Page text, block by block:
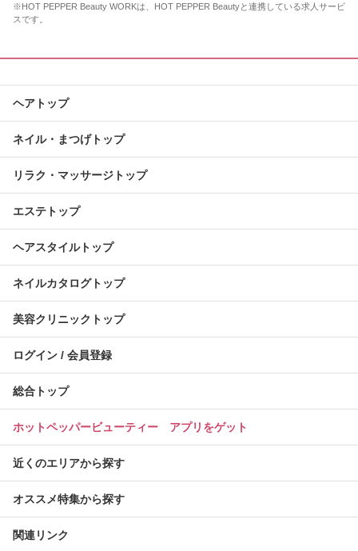
※HOT PEPPER Beauty WORKは、HOT PEPPER Beautyと連携している求人サービ
スです。
ヘアトップ
ネイル・まつげトップ
リラク・マッサージトップ
エステトップ
ヘアスタイルトップ
ネイルカタログトップ
美容クリニックトップ
ログイン / 会員登録
総合トップ
ホットペッパービューティー アプリをゲット
近くのエリアから探す
オススメ特集から探す
関連リンク